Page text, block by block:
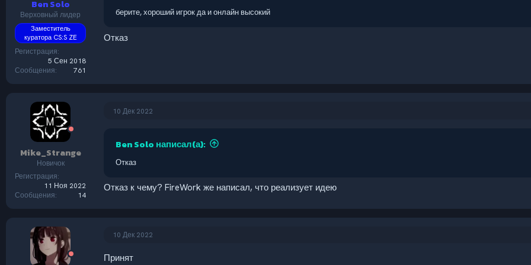
Ben Solo
Верховный лидер
Заместитель
куратора CS:S ZE
Регистрация
5 Сен 2018
Сообщения
761
берите, хороший игрок да и онлайн высокий
Отказ
Mike_Strange
Новичок
Регистрация
11 Ноя 2022
Сообщения
14
10 Дек 2022
Ben Solo написал(а):
Отказ
Отказ к чему? FireWork же написал, что реализует идею
10 Дек 2022
Принят